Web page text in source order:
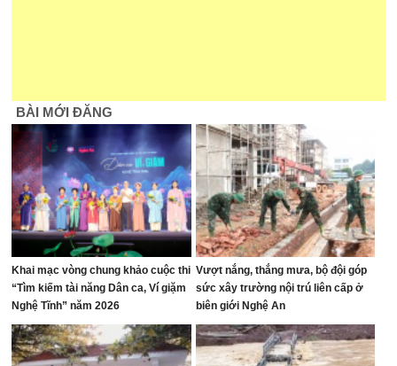
BÀI MỚI ĐĂNG
Khai mạc vòng chung khảo cuộc thi
“Tìm kiếm tài năng Dân ca, Ví giặm
Nghệ Tĩnh” năm 2026
Vượt nắng, thắng mưa, bộ đội góp
sức xây trường nội trú liên cấp ở
biên giới Nghệ An